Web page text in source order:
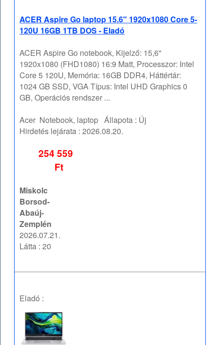
ACER Aspire Go laptop 15.6" 1920x1080 Core 5-
120U 16GB 1TB DOS - Eladó
ACER Aspire Go notebook, Kijelző: 15,6"
1920x1080 (FHD1080) 16:9 Matt, Processzor: Intel
Core 5 120U, Memória: 16GB DDR4, Háttértár:
1024 GB SSD, VGA Típus: Intel UHD Graphics 0
GB, Operációs rendszer ...
Acer Notebook, laptop Állapota : Új
Hirdetés lejárata :2026.08.20.
254 559
Ft
Miskolc
Borsod-
Abaúj-
Zemplén
2026.07.21.
Látta : 20
Eladó :